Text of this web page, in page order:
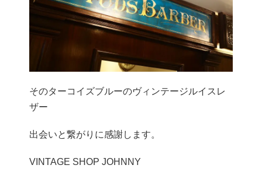
そのターコイズブルーのヴィンテージルイスレ
ザー
出会いと繋がりに感謝します。
VINTAGE SHOP JOHNNY